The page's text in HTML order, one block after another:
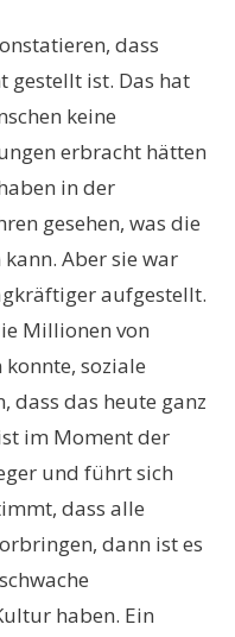
dass
gestellt ist. Das hat
keine
erbracht hätten
in der
gesehen, was die
Aber sie war
aufgestellt.
Millionen von
soziale
dass das heute ganz
im Moment der
und führt sich
dass alle
dann ist es
haben. Ein